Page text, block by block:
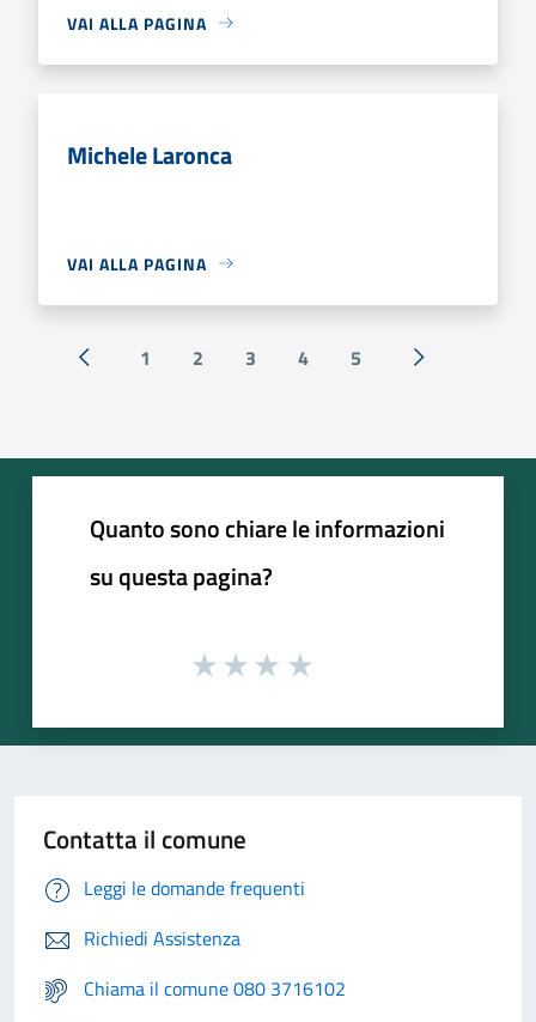
VAI ALLA PAGINA
Michele Laronca
VAI ALLA PAGINA
« Precedente
1 2 3 4 5 Successiva »
Quanto sono chiare le informazioni
su questa pagina?
Contatta il comune
Leggi le domande frequenti
Richiedi Assistenza
Chiama il comune 080 3716102